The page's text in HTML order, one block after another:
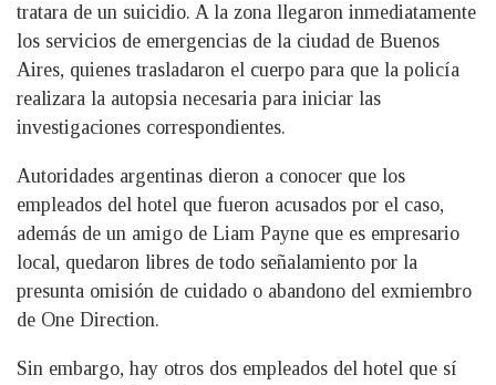
tratara de un suicidio. A la zona llegaron inmediatamente
los servicios de emergencias de la ciudad de Buenos
Aires, quienes trasladaron el cuerpo para que la policía
realizara la autopsia necesaria para iniciar las
investigaciones correspondientes.
Autoridades argentinas dieron a conocer que los
empleados del hotel que fueron acusados por el caso,
además de un amigo de Liam Payne que es empresario
local, quedaron libres de todo señalamiento por la
presunta omisión de cuidado o abandono del exmiembro
de One Direction.
Sin embargo, hay otros dos empleados del hotel que sí